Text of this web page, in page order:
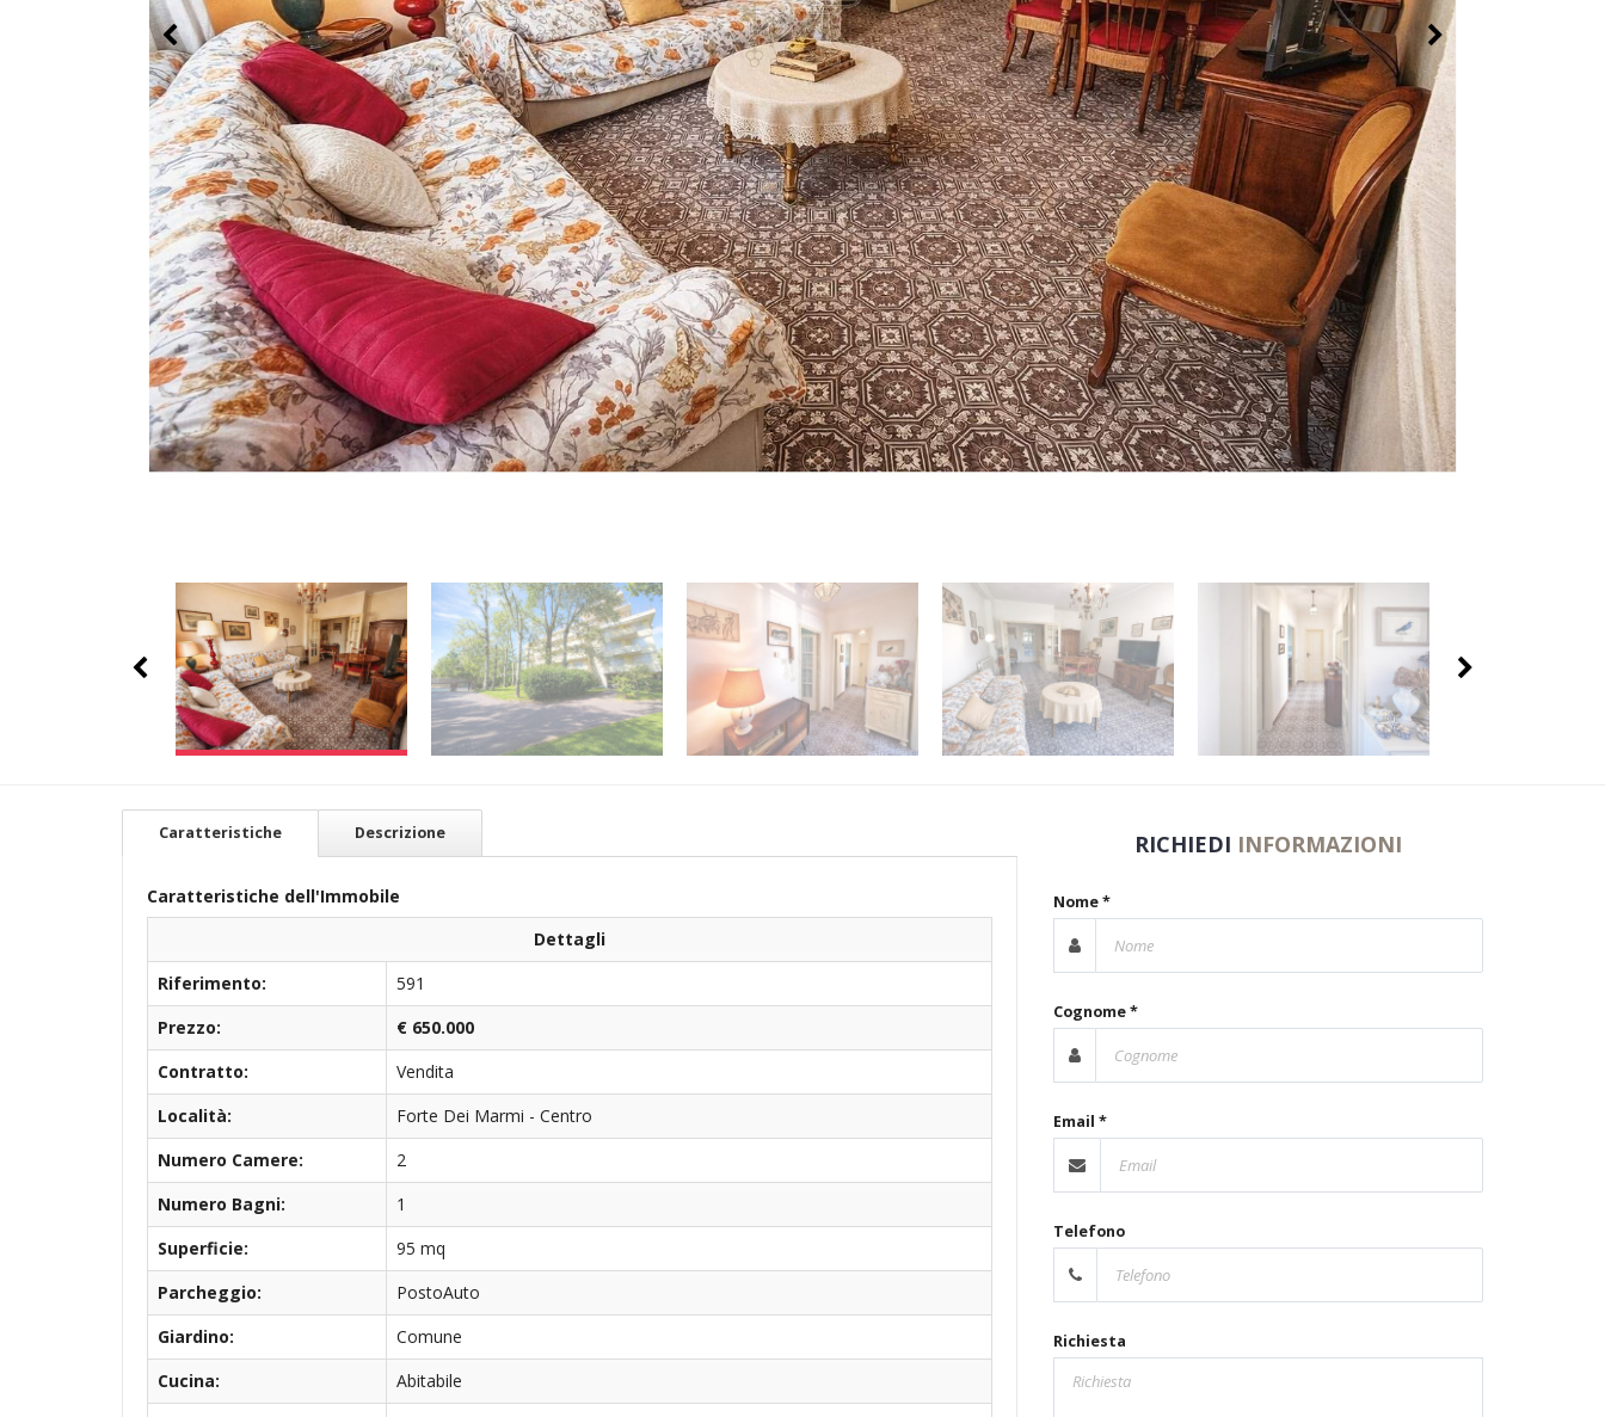
Caratteristiche Descrizione
Caratteristiche dell'Immobile
Dettagli
Riferimento:
591
Prezzo:
€ 650.000
Contratto:
Vendita
Località:
Forte Dei Marmi - Centro
Numero Camere:
2
Numero Bagni:
1
Superficie:
95 mq
Parcheggio:
PostoAuto
Giardino:
Comune
Cucina:
Abitabile
RICHIEDI INFORMAZIONI
Nome *
Cognome *
Email *
Telefono
Richiesta